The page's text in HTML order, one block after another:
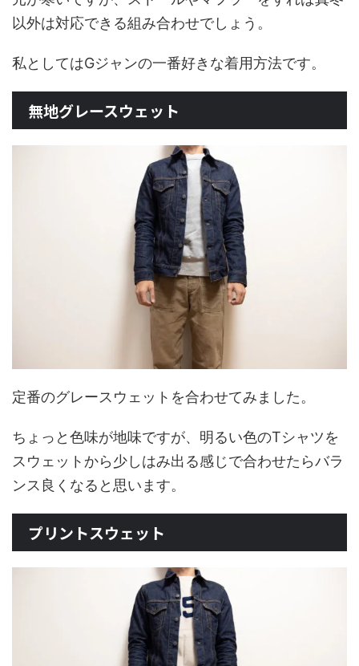
以外は対応できる組み合わせでしょう。
私としてはGジャンの一番好きな着用方法です。
無地グレースウェット
定番のグレースウェットを合わせてみました。
ちょっと色味が地味ですが、明るい色のTシャツを
スウェットから少しはみ出る感じで合わせたらバラ
ンス良くなると思います。
プリントスウェット